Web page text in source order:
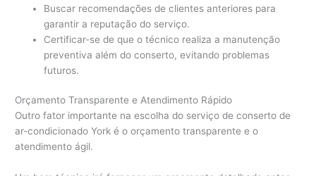
Buscar recomendações de clientes anteriores para
garantir a reputação do serviço.
Certificar-se de que o técnico realiza a manutenção
preventiva além do conserto, evitando problemas
futuros.
Orçamento Transparente e Atendimento Rápido
Outro fator importante na escolha do serviço de conserto de
ar-condicionado York é o orçamento transparente e o
atendimento ágil.